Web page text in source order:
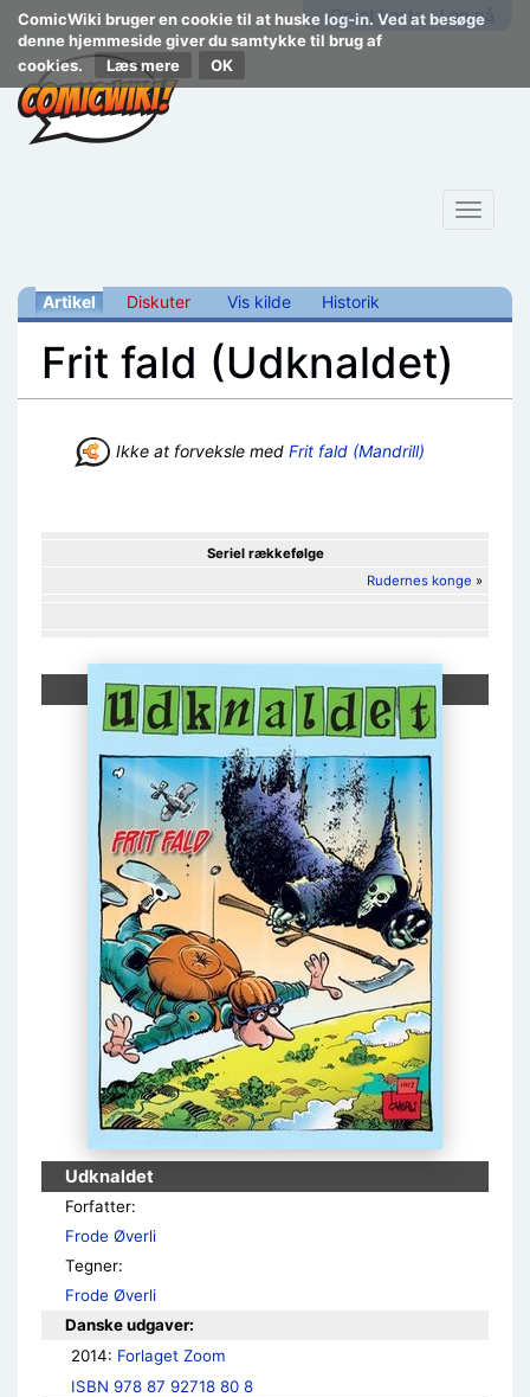
ComicWiki bruger en cookie til at huske log-in. Ved at besøge
denne hjemmeside giver du samtykke til brug af
cookies.
Læs mere
Opret konto Log på
Toggle
Artikel Diskuter Vis kilde Historik
Frit fald (Udknaldet)
Ikke at forveksle med Frit fald (Mandrill)
Seriel rækkefølge
Rudernes konge »
Udknaldet
Forfatter:
Frode Øverli
Tegner:
Frode Øverli
Danske udgaver:
2014: Forlaget Zoom
ISBN 978 87 92718 80 8